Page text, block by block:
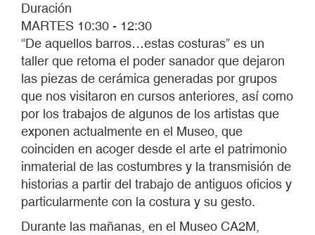
Duración
MARTES 10:30 - 12:30
“De aquellos barros…estas costuras” es un
taller que retoma el poder sanador que dejaron
las piezas de cerámica generadas por grupos
que nos visitaron en cursos anteriores, así como
por los trabajos de algunos de los artistas que
exponen actualmente en el Museo, que
coinciden en acoger desde el arte el patrimonio
inmaterial de las costumbres y la transmisión de
historias a partir del trabajo de antiguos oficios y
particularmente con la costura y su gesto.
Durante las mañanas, en el Museo CA2M,